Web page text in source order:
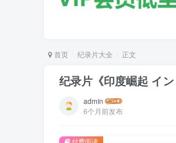
首页 纪录片大全 正文
纪录片《印度崛起 イ
admin
6个月前发布